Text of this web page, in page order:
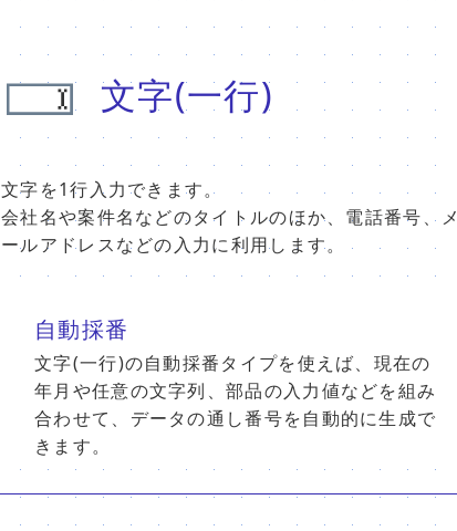
文字(一行)
文字を1行入力できます。
会社名や案件名などのタイトルのほか、電話番号、メ
ールアドレスなどの入力に利用します。
自動採番
文字(一行)の自動採番タイプを使えば、現在の
年月や任意の文字列、部品の入力値などを組み
合わせて、データの通し番号を自動的に生成で
きます。